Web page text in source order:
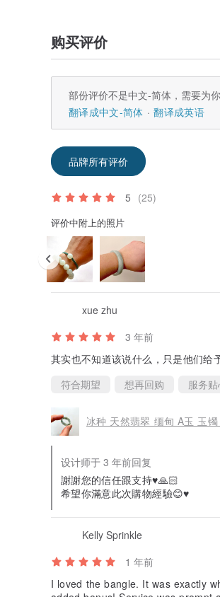
购买评价
部份评价不是中文-简体，需要为
翻译成中文-简体
翻译成英语
品牌所有评价
5 (25)
评价中附上的照片
xue zhu
3 年前
其实也不知道该说什么，只是他们给
符合期望
想再回购 服务
冰种 天然翡翠 缅甸 A玉 玉
设计师于 3 年前回复
謝謝您的信任跟支持♥️🙏🏻
希望你滿意此次購物經驗😊♥️
Kelly Sprinkle
1 年前
I loved the bangle. It was exactly